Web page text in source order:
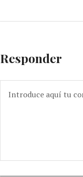
Responder